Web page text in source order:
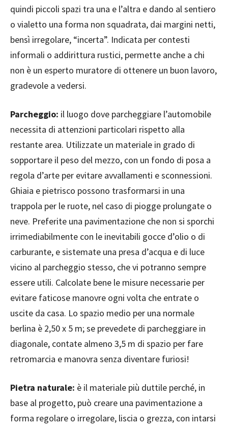
quindi piccoli spazi tra una e l’altra e dando al sentiero
o vialetto una forma non squadrata, dai margini netti,
bensì irregolare, “incerta”. Indicata per contesti
informali o addirittura rustici, permette anche a chi
non è un esperto muratore di ottenere un buon lavoro,
gradevole a vedersi.
Parcheggio: il luogo dove parcheggiare l’automobile
necessita di attenzioni particolari rispetto alla
restante area. Utilizzate un materiale in grado di
sopportare il peso del mezzo, con un fondo di posa a
regola d’arte per evitare avvallamenti e sconnessioni.
Ghiaia e pietrisco possono trasformarsi in una
trappola per le ruote, nel caso di piogge prolungate o
neve. Preferite una pavimentazione che non si sporchi
irrimediabilmente con le inevitabili gocce d’olio o di
carburante, e sistemate una presa d’acqua e di luce
vicino al parcheggio stesso, che vi potranno sempre
essere utili. Calcolate bene le misure necessarie per
evitare faticose manovre ogni volta che entrate o
uscite da casa. Lo spazio medio per una normale
berlina è 2,50 x 5 m; se prevedete di parcheggiare in
diagonale, contate almeno 3,5 m di spazio per fare
retromarcia e manovra senza diventare furiosi!
Pietra naturale: è il materiale più duttile perché, in
base al progetto, può creare una pavimentazione a
forma regolare o irregolare, liscia o grezza, con intarsi